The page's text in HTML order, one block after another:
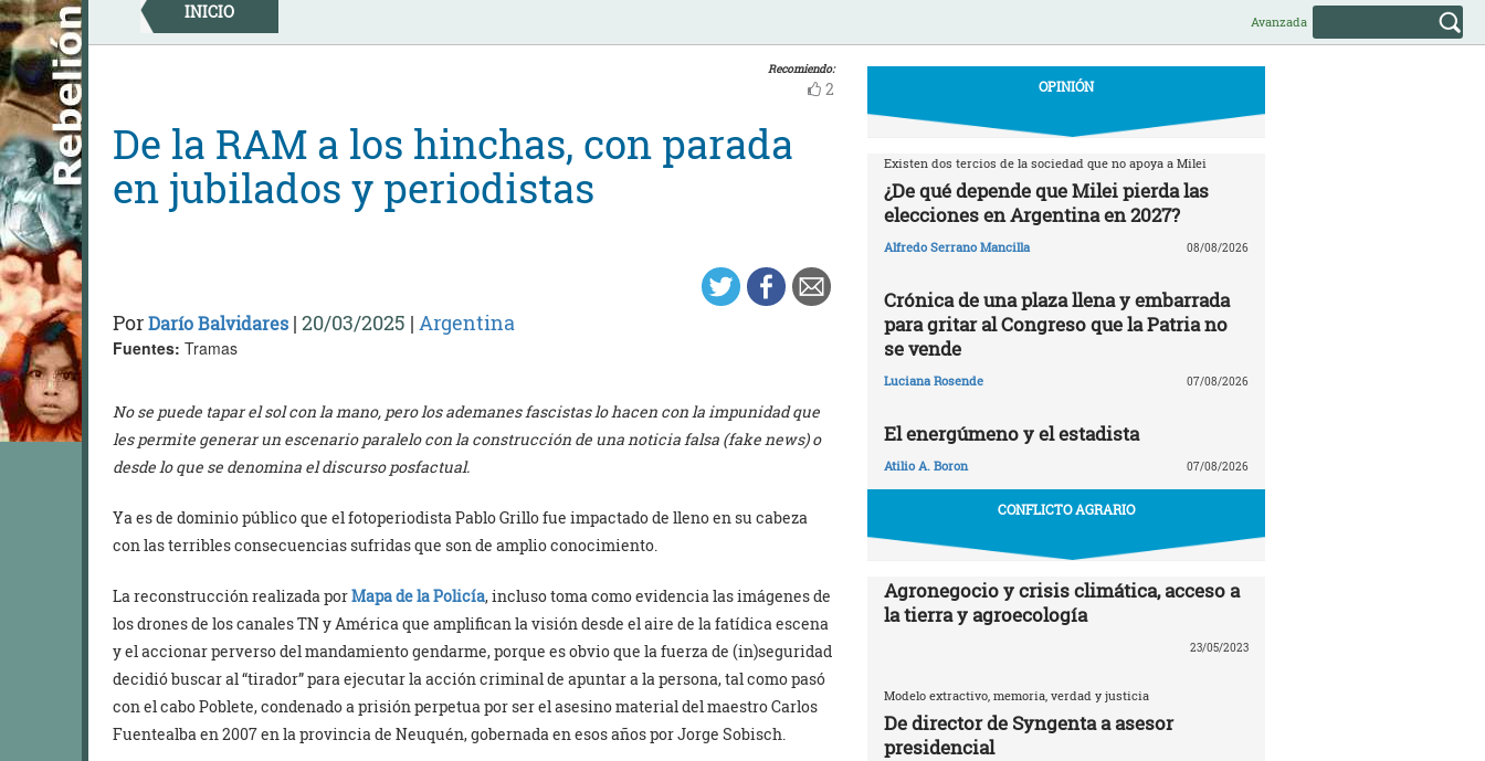
Skip
to
content
INICIO Avanzada
Recomiendo:
2
De la RAM a los hinchas, con parada
en jubilados y periodistas
PorDarío Balvidares | 20/03/2025 | Argentina
Fuentes: Tramas
No se puede tapar el sol con la mano, pero los ademanes fascistas lo hacen con la impunidad que
les permite generar un escenario paralelo con la construcción de una noticia falsa (fake news) o
desde lo que se denomina el discurso posfactual.
Ya es de dominio público que el fotoperiodista Pablo Grillo fue impactado de lleno en su cabeza
con las terribles consecuencias sufridas que son de amplio conocimiento.
La reconstrucción realizada porMapa de la Policía, incluso toma como evidencia las imágenes de
los drones de los canales TN y América que amplifican la visión desde el aire de la fatídica escena
y el accionar perverso del mandamiento gendarme, porque es obvio que la fuerza de (in)seguridad
decidió buscar al “tirador” para ejecutar la acción criminal de apuntar a la persona, tal como pasó
con el cabo Poblete, condenado a prisión perpetua por ser el asesino material del maestro Carlos
Fuentealba en 2007 en la provincia de Neuquén, gobernada en esos años por Jorge Sobisch.
OPINIÓN
Existen dos tercios de la sociedad que no apoya a Milei
¿De qué depende que Milei pierda las
elecciones en Argentina en 2027?
Alfredo Serrano Mancilla 08/08/2026
Crónica de una plaza llena y embarrada
para gritar al Congreso que la Patria no
se vende
Luciana Rosende 07/08/2026
El energúmeno y el estadista
Atilio A. Boron 07/08/2026
CONFLICTO AGRARIO
Agronegocio y crisis climática, acceso a
la tierra y agroecología
23/05/2023
Modelo extractivo, memoria, verdad y justicia
De director de Syngenta a asesor
presidencial